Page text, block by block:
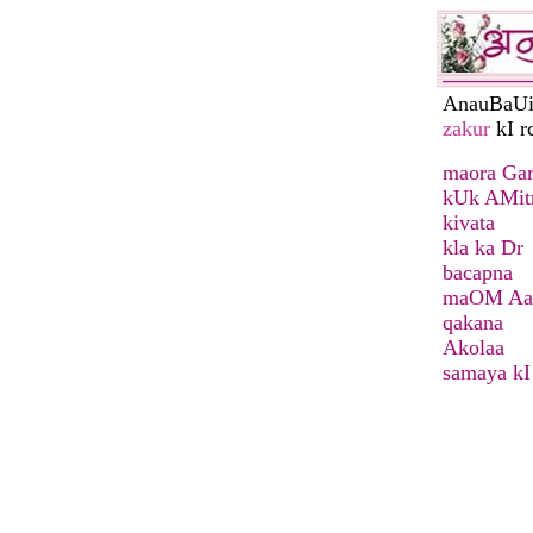
zakur kI
maora Gar
kUk
kivata
kla ka Dr
bacapna
maOM
qakana
Akolaa
samaya